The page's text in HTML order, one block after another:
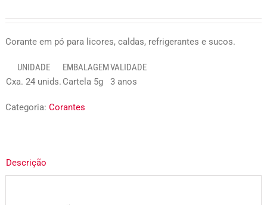
Corante em pó para licores, caldas, refrigerantes e sucos.
UNIDADE EMBALAGEMVALIDADE
Cxa. 24 unids. Cartela 5g 3 anos
Categoria: Corantes
Descrição